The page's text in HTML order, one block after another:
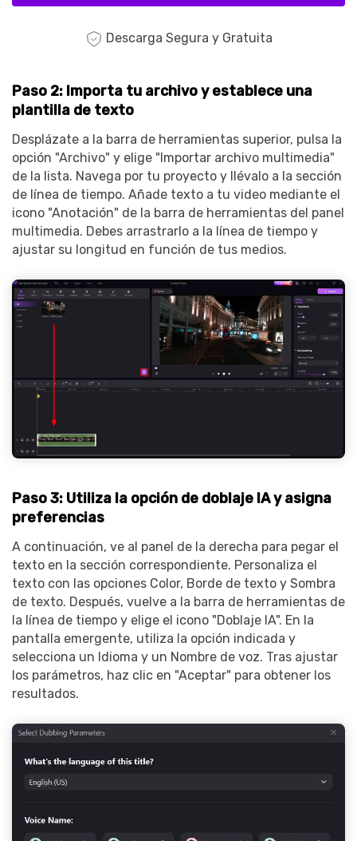
Descarga Segura y Gratuita
Paso 2: Importa tu archivo y establece una
plantilla de texto
Desplázate a la barra de herramientas superior, pulsa la
opción "Archivo" y elige "Importar archivo multimedia"
de la lista. Navega por tu proyecto y llévalo a la sección
de línea de tiempo. Añade texto a tu video mediante el
icono "Anotación" de la barra de herramientas del panel
multimedia. Debes arrastrarlo a la línea de tiempo y
ajustar su longitud en función de tus medios.
Paso 3: Utiliza la opción de doblaje IA y asigna
preferencias
A continuación, ve al panel de la derecha para pegar el
texto en la sección correspondiente. Personaliza el
texto con las opciones Color, Borde de texto y Sombra
de texto. Después, vuelve a la barra de herramientas de
la línea de tiempo y elige el icono "Doblaje IA". En la
pantalla emergente, utiliza la opción indicada y
selecciona un Idioma y un Nombre de voz. Tras ajustar
los parámetros, haz clic en "Aceptar" para obtener los
resultados.